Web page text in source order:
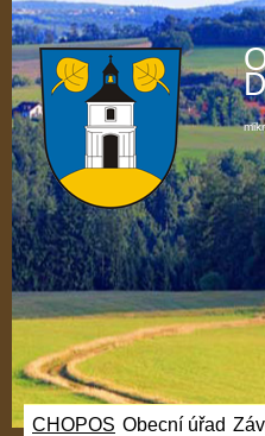
CHOPOS Obecní úřad